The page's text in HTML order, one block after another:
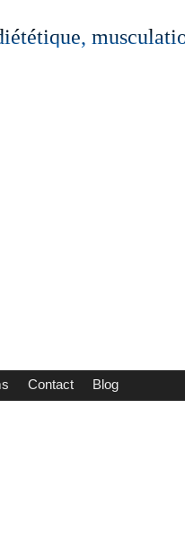
Contact Blog